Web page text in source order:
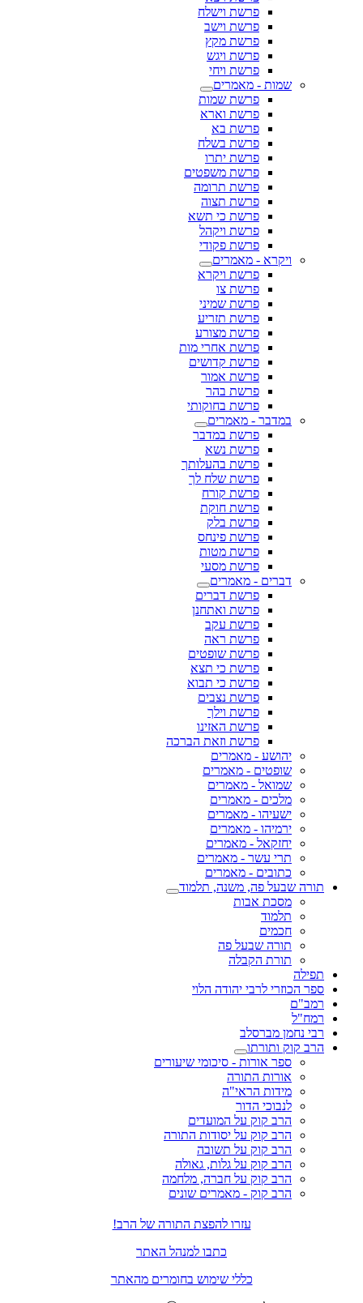
פרשת וישלח
פרשת וישב
פרשת מקץ
פרשת ויגש
פרשת ויחי
שמות - מאמרים
פרשת שמות
פרשת וארא
פרשת בא
פרשת בשלח
פרשת יתרו
פרשת משפטים
פרשת תרומה
פרשת תצוה
פרשת כי תשא
פרשת ויקהל
פרשת פקודי
ויקרא - מאמרים
פרשת ויקרא
פרשת צו
פרשת שמיני
פרשת תזריע
פרשת מצורע
פרשת אחרי מות
פרשת קדושים
פרשת אמור
פרשת בהר
פרשת בחוקותי
במדבר - מאמרים
פרשת במדבר
פרשת נשא
פרשת בהעלותך
פרשת שלח לך
פרשת קורח
פרשת חוקת
פרשת בלק
פרשת פינחס
פרשת מטות
פרשת מסעי
דברים - מאמרים
פרשת דברים
פרשת ואתחנן
פרשת עקב
פרשת ראה
פרשת שופטים
פרשת כי תצא
פרשת כי תבוא
פרשת נצבים
פרשת וילך
פרשת האזינו
פרשת וזאת הברכה
יהושע - מאמרים
שופטים - מאמרים
שמואל - מאמרים
מלכים - מאמרים
ישעיהו - מאמרים
ירמיהו - מאמרים
יחזקאל - מאמרים
תרי עשר - מאמרים
כתובים - מאמרים
תורה שבעל פה, משנה, תלמוד
מסכת אבות
תלמוד
חכמים
תורה שבעל פה
תורת הקבלה
תפילה
ספר הכוזרי לרבי יהודה הלוי
רמב"ם
רמח"ל
רבי נחמן מברסלב
הרב קוק ותורתו
ספר אורות - סיכומי שיעורים
אורות התורה
מידות הראי"ה
לנבוכי הדור
הרב קוק על המועדים
הרב קוק על יסודות התורה
הרב קוק על תשובה
הרב קוק על גלות, גאולה
הרב קוק על חברה, מלחמה
הרב קוק - מאמרים שונים
עזרו להפצת התורה של הרב!
כתבו למנהל האתר
כללי שימוש בחומרים מהאתר